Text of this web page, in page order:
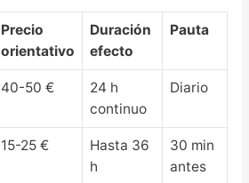
Precio
orientativo
Duración
efecto
Pauta
40-50 €
24 h
continuo
Diario
15-25 €
Hasta 36
h
30 min
antes